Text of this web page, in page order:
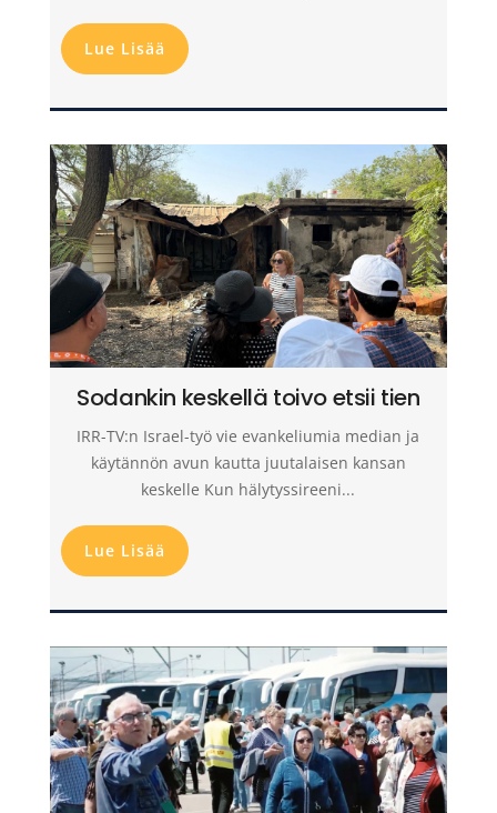
Lue Lisää
Sodankin keskellä toivo etsii tien
IRR-TV:n Israel-työ vie evankeliumia median ja
käytännön avun kautta juutalaisen kansan
keskelle Kun hälytyssireeni...
Lue Lisää